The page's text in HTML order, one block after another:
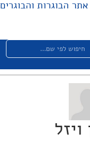
אתר הבוגרות והבוגרים